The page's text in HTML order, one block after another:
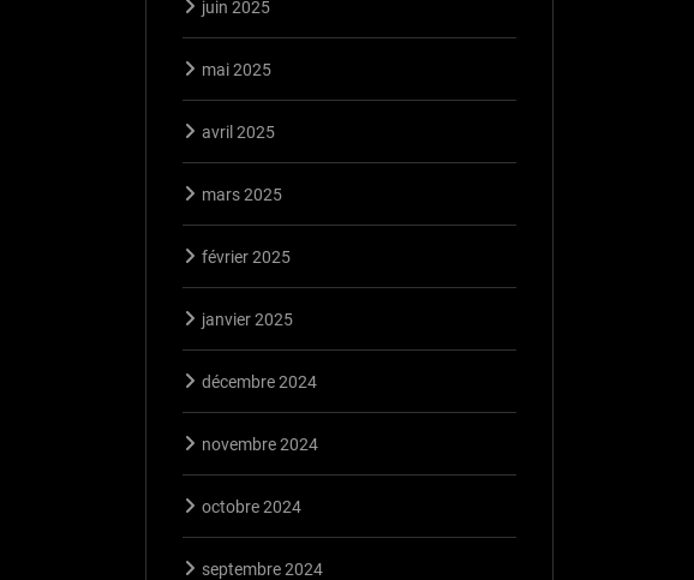
juin 2025
mai 2025
avril 2025
mars 2025
février 2025
janvier 2025
décembre 2024
novembre 2024
octobre 2024
septembre 2024